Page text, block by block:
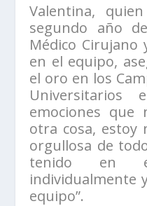
Valentina,
segundo año
Médico Cirujano
en el equipo,
el oro en los
emociones que
otra cosa, estoy
orgullosa de
tenido en el
individualmente
equipo”.